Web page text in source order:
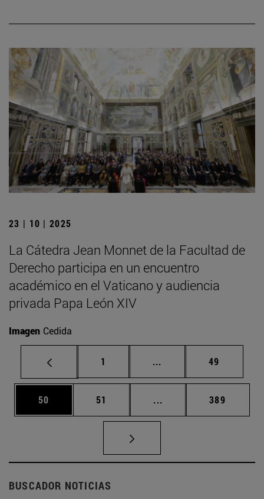
23 | 10 | 2025
La Cátedra Jean Monnet de la Facultad de
Derecho participa en un encuentro
académico en el Vaticano y audiencia
privada Papa León XIV
Imagen Cedida
Página
1 ... Páginas intermedias
Página
49
Página
50 Página
51 ... Páginas intermedias
Página
389
BUSCADOR NOTICIAS